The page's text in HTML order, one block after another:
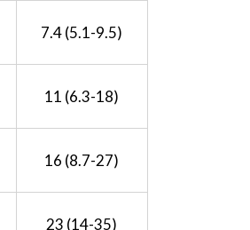
7.4 (5.1-9.5)
11 (6.3-18)
16 (8.7-27)
23 (14-35)